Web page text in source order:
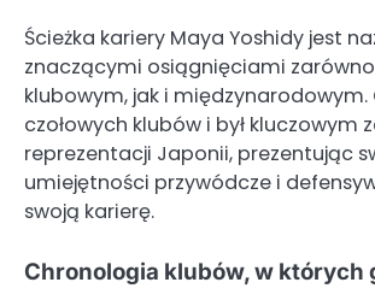
Ścieżka kariery Maya Yoshidy jest
znaczącymi osiągnięciami
klubowym, jak i międzynarodowym.
czołowych klubów i był kluczowym
reprezentacji Japonii, prezentując
umiejętności przywódcze i
swoją karierę.
Chronologia klubów, w których